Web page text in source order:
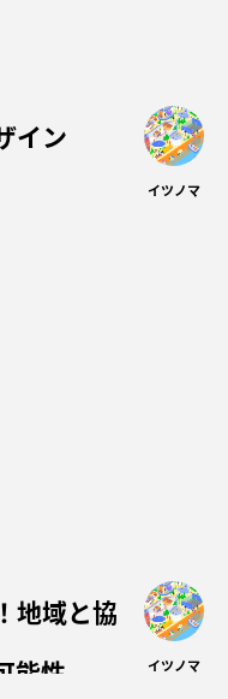
イン
イツノマ
地域と協
能性
イツノマ